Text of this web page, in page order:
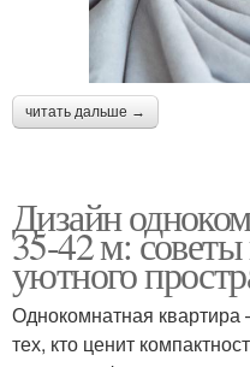
читать дальше →
Дизайн
35-42 м:
уютного
Однокомнатная квартира
тех, кто ценит